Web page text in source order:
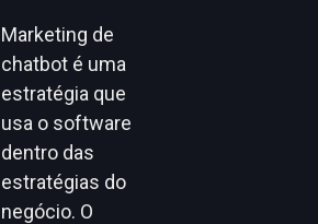
Marketing de
chatbot é uma
estratégia que
usa o software
dentro das
estratégias do
negócio. O